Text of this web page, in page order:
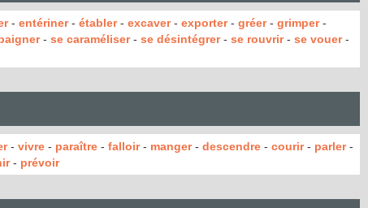
- entériner- établer- excaver- exporter- gréer- grimper-
- se caraméliser- se désintégrer- se rouvrir- se vouer-
- vivre - paraître - falloir- manger- descendre - courir- parler-
- prévoir